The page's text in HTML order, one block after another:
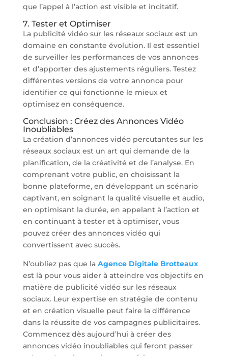
que l’appel à l’action est visible et incitatif.
7. Tester et Optimiser
La publicité vidéo sur les réseaux sociaux est un
domaine en constante évolution. Il est essentiel
de surveiller les performances de vos annonces
et d’apporter des ajustements réguliers. Testez
différentes versions de votre annonce pour
identifier ce qui fonctionne le mieux et
optimisez en conséquence.
Conclusion : Créez des Annonces Vidéo
Inoubliables
La création d’annonces vidéo percutantes sur les
réseaux sociaux est un art qui demande de la
planification, de la créativité et de l’analyse. En
comprenant votre public, en choisissant la
bonne plateforme, en développant un scénario
captivant, en soignant la qualité visuelle et audio,
en optimisant la durée, en appelant à l’action et
en continuant à tester et à optimiser, vous
pouvez créer des annonces vidéo qui
convertissent avec succès.
N’oubliez pas que la Agence Digitale Brotteaux
est là pour vous aider à atteindre vos objectifs en
matière de publicité vidéo sur les réseaux
sociaux. Leur expertise en stratégie de contenu
et en création visuelle peut faire la différence
dans la réussite de vos campagnes publicitaires.
Commencez dès aujourd’hui à créer des
annonces vidéo inoubliables qui feront passer